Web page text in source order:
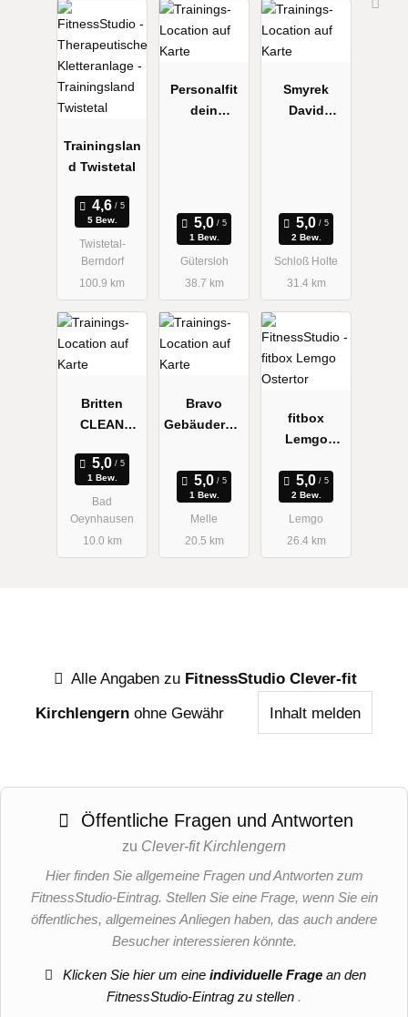
Trainingslan
d Twistetal
5 Bew.
Twistetal-
Berndorf
100.9 km
Personalfit
dein
1 Bew.
Gütersloh
38.7 km
Smyrek
David
2 Bew.
Schloß Holte
31.4 km
Britten
CLEAN
igung
1 Bew.
Bad
Oeynhausen
10.0 km
Bravo
Gebäuderein
1 Bew.
Melle
20.5 km
fitbox
Lemgo
2 Bew.
Lemgo
26.4 km
Alle Angaben zu FitnessStudio Clever-fit
Kirchlengern ohne Gewähr Inhalt melden
Öffentliche Fragen und Antworten
zu Clever-fit Kirchlengern
Hier finden Sie allgemeine Fragen und Antworten zum
FitnessStudio-Eintrag. Stellen Sie eine Frage, wenn Sie ein
öffentliches, allgemeines Anliegen haben, das auch andere
Besucher interessieren könnte.
Klicken Sie hier um eineindividuelle Frage an den
FitnessStudio-Eintrag zu stellen .